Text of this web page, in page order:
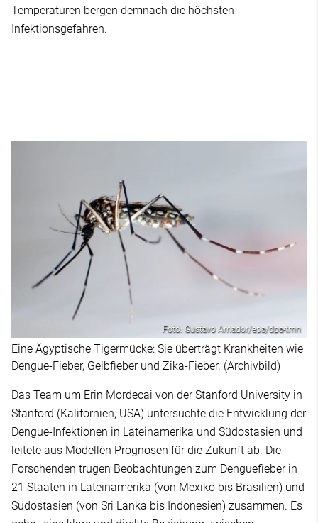
Temperaturen bergen demnach die höchsten
Infektionsgefahren.
Foto: Gustavo Amador/epa/dpa-tmn
Eine Ägyptische Tigermücke: Sie überträgt Krankheiten wie
Dengue-Fieber, Gelbfieber und Zika-Fieber. (Archivbild)
Das Team um Erin Mordecai von der Stanford University in
Stanford (Kalifornien, USA) untersuchte die Entwicklung der
Dengue-Infektionen in Lateinamerika und Südostasien und
leitete aus Modellen Prognosen für die Zukunft ab. Die
Forschenden trugen Beobachtungen zum Denguefieber in
21 Staaten in Lateinamerika (von Mexiko bis Brasilien) und
Südostasien (von Sri Lanka bis Indonesien) zusammen. Es